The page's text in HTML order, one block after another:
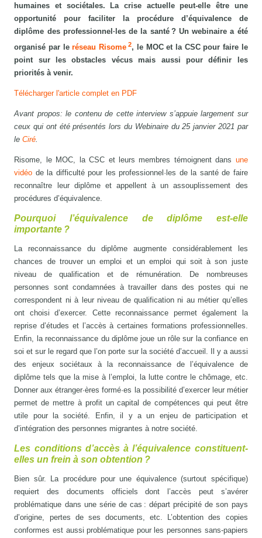
humaines et sociétales. La crise actuelle peut-elle être une
opportunité pour faciliter la procédure d’équivalence de
diplôme des professionnel·les de la santé ? Un webinaire a été
organisé par leréseau Risome 2, le MOC et la CSC pour faire le
point sur les obstacles vécus mais aussi pour définir les
priorités à venir.
Télécharger l'article complet en PDF
Avant propos: le contenu de cette interview s’appuie largement sur
ceux qui ont été présentés lors du Webinaire du 25 janvier 2021 par
leCiré.
Risome, le MOC, la CSC et leurs membres témoignent dans une
vidéo de la difficulté pour les professionnel·les de la santé de faire
reconnaître leur diplôme et appellent à un assouplissement des
procédures d’équivalence.
Pourquoi l’équivalence de diplôme est-elle
importante ?
La reconnaissance du diplôme augmente considérablement les
chances de trouver un emploi et un emploi qui soit à son juste
niveau de qualification et de rémunération. De nombreuses
personnes sont condamnées à travailler dans des postes qui ne
correspondent ni à leur niveau de qualification ni au métier qu’elles
ont choisi d’exercer. Cette reconnaissance permet également la
reprise d’études et l’accès à certaines formations professionnelles.
Enfin, la reconnaissance du diplôme joue un rôle sur la confiance en
soi et sur le regard que l’on porte sur la société d’accueil. Il y a aussi
des enjeux sociétaux à la reconnaissance de l’équivalence de
diplôme tels que la mise à l’emploi, la lutte contre le chômage, etc.
Donner aux étranger·ères formé·es la possibilité d’exercer leur métier
permet de mettre à profit un capital de compétences qui peut être
utile pour la société. Enfin, il y a un enjeu de participation et
d’intégration des personnes migrantes à notre société.
Les conditions d’accès à l’équivalence constituent-
elles un frein à son obtention ?
Bien sûr. La procédure pour une équivalence (surtout spécifique)
requiert des documents officiels dont l’accès peut s’avérer
problématique dans une série de cas : départ précipité de son pays
d’origine, pertes de ses documents, etc. L’obtention des copies
conformes est aussi problématique pour les personnes sans-papiers